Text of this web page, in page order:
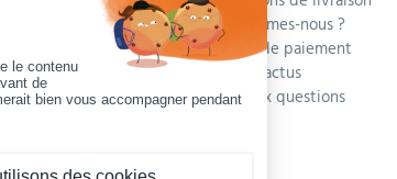
mobilier urbain,
d'équipements des
des entreprises
Qui sommes-nous ?
Modes de paiement
Blog et actus
Foire aux questions